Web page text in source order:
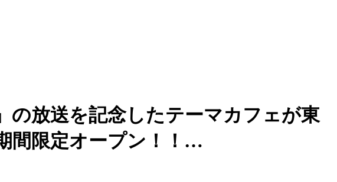
の放送を記念したテーマカフェが東
間限定オープン！！…